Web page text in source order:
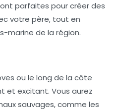
parfaites pour créer des
votre père, tout en
marine de la région.
ou le long de la côte
et excitant. Vous aurez
sauvages, comme les